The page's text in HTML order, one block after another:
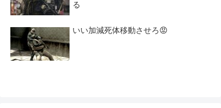
る
いい加減死体移動させろ😡